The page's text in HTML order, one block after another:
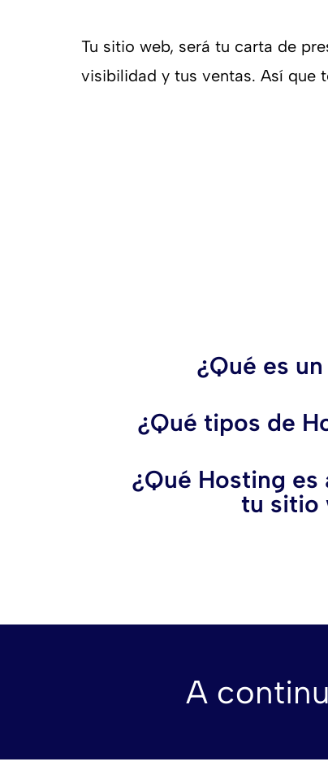
Tu sitio web, será tu carta de
visibilidad y tus ventas. Así que
¿Qué es
¿Qué tipos de
¿Qué Hosting
tu sitio
A